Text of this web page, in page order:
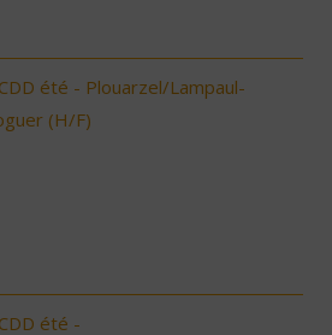
été - Plouarzel/Lampaul-
(H/F)
été -